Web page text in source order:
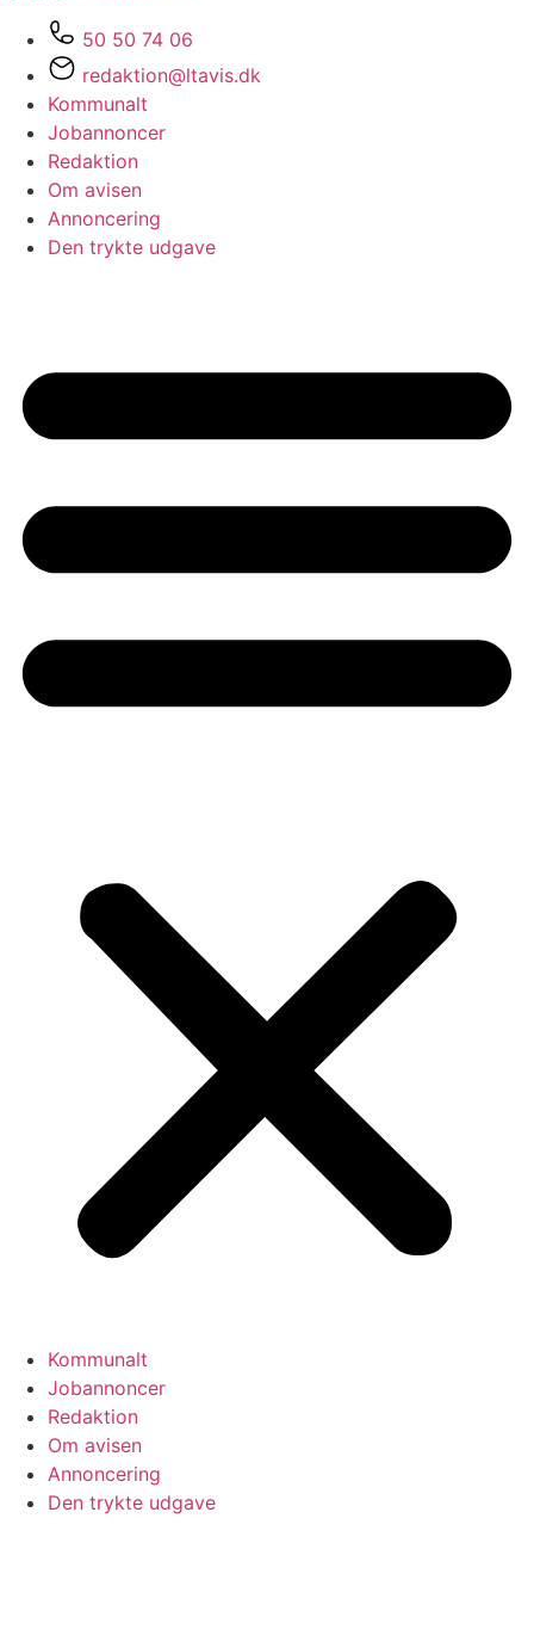
50 50 74 06
redaktion@ltavis.dk
Kommunalt
Jobannoncer
Redaktion
Om avisen
Annoncering
Den trykte udgave
Kommunalt
Jobannoncer
Redaktion
Om avisen
Annoncering
Den trykte udgave